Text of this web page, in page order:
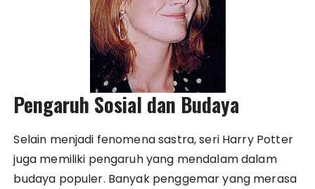
Pengaruh Sosial dan Budaya
Selain menjadi fenomena sastra, seri Harry Potter
juga memiliki pengaruh yang mendalam dalam
budaya populer. Banyak penggemar yang merasa